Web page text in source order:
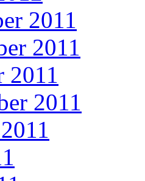
2011
2011
2011
2011